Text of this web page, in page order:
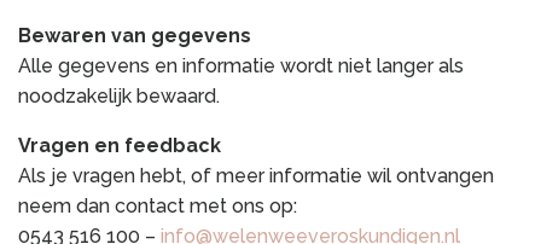
Bewaren van gegevens
Alle gegevens en informatie wordt niet langer als
noodzakelijk bewaard.
Vragen en feedback
Als je vragen hebt, of meer informatie wil ontvangen
neem dan contact met ons op:
0543 516 100 – info@welenweeveroskundigen.nl